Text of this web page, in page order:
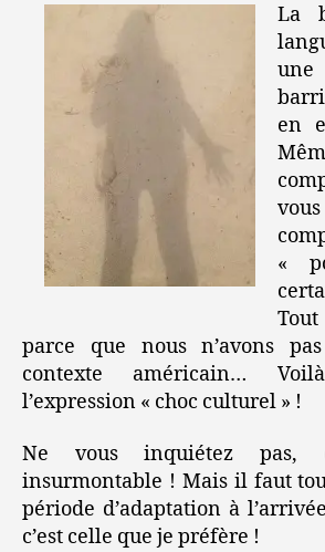
La
une
en
«
parce que nous n’avons
contexte américain…
l’expression « choc culturel » !
Ne vous inquiétez pas,
insurmontable ! Mais il faut
période d’adaptation à
c’est celle que je préfère !